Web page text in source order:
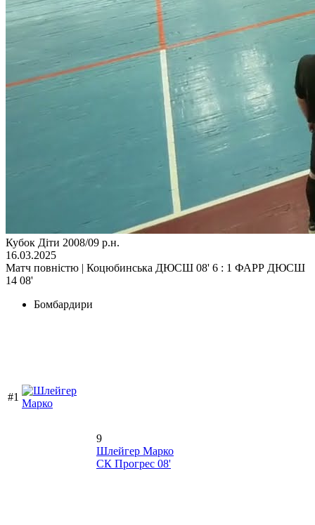
Кубок Діти 2008/09 р.н.
16.03.2025
Матч повністю | Коцюбинська ДЮСШ 08' 6 : 1 ФАРР ДЮСШ
14 08'
Бомбардири
#1
9
Шлейгер Марко
СК Прогрес 08'